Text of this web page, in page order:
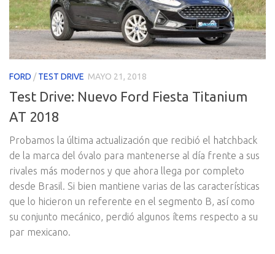
FORD /TEST DRIVE MAYO 21, 2018
Test Drive: Nuevo Ford Fiesta Titanium
AT 2018
Probamos la última actualización que recibió el hatchback
de la marca del óvalo para mantenerse al día frente a sus
rivales más modernos y que ahora llega por completo
desde Brasil. Si bien mantiene varias de las características
que lo hicieron un referente en el segmento B, así como
su conjunto mecánico, perdió algunos ítems respecto a su
par mexicano.